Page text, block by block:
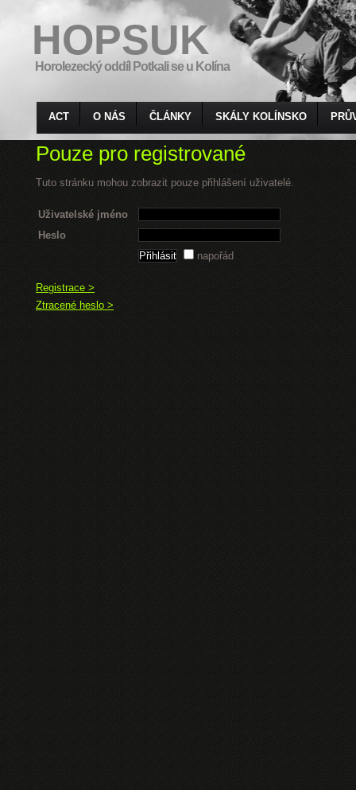
HOPSUK
Horolezecký oddíl Potkali se u Kolína
ACT O NÁS ČLÁNKY SKÁLY KOLÍNSKO
Pouze pro registrované
Tuto stránku mohou zobrazit pouze přihlášení uživatelé.
Uživatelské jméno
Heslo
napořád
Registrace >
Ztracené heslo >